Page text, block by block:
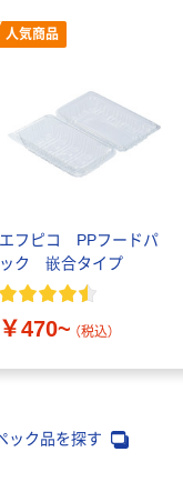
人気商品
エフピコ PPフードパ
ック 嵌合タイプ
￥470~ （税込）
ック品を探す